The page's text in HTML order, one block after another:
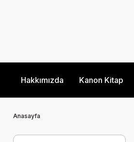
Hakkımızda Kanon Kitap
Anasayfa